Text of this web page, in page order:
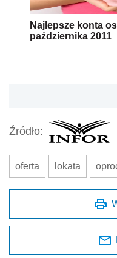
Najlepsze konta
października 2011
Źródło:
oferta lokata